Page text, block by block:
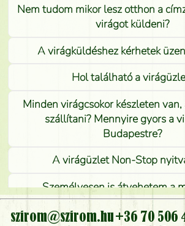
Nem tudom mikor lesz otthon a
virágot küldeni?
A virágküldéshez kérhetek
Hol található a
Minden virágcsokor készleten
szállítani? Mennyire gyors a
Budapestre?
A virágüzlet Non-Stop
Személyesen is átvehetem a
virágcsokrot, vagy csak
kérhető?
szirom@szirom.hu +36 70 506